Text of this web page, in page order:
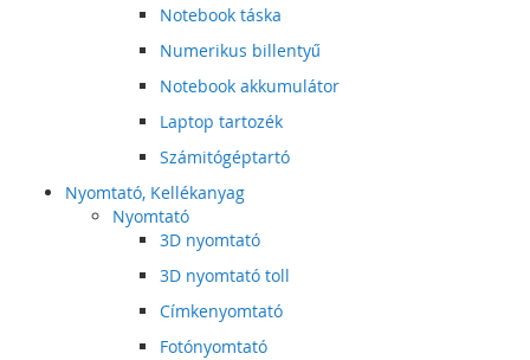
Notebook táska
Numerikus billentyű
Notebook akkumulátor
Laptop tartozék
Számitógéptartó
Nyomtató, Kellékanyag
Nyomtató
3D nyomtató
3D nyomtató toll
Címkenyomtató
Fotónyomtató